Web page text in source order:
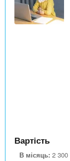
Вартість
В місяць: 2 300